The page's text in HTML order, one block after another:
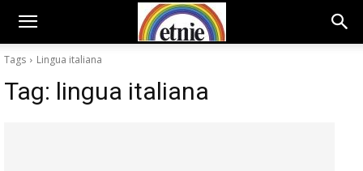
Tags Lingua italiana
Tag: lingua italiana